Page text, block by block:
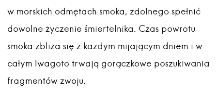
w morskich odmętach smoka, zdolnego spełnić
dowolne życzenie śmiertelnika. Czas powrotu
smoka zbliża się z każdym mijającym dniem i w
całym Iwagoto trwają gorączkowe poszukiwania
fragmentów zwoju.